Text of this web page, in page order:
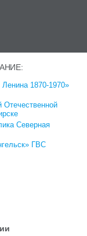
1870-1970»
Отечественной
Северная
ГВС